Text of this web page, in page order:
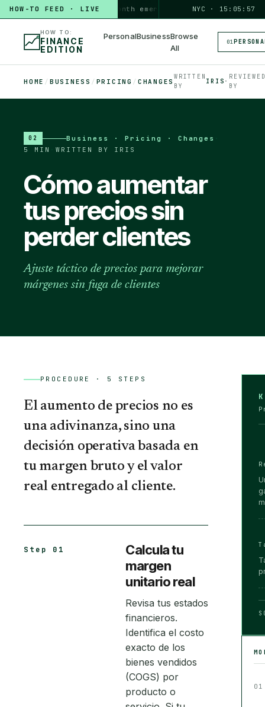
HOW-TO FEED · LIVE
HOW TO build a 3-month emergency fund PERSONAL · 6 MIN
NYC · 15:05:58
HOW TO:
FINANCE
EDITION
PersonalBusinessBrowse
All
01
HOME / BUSINESS / PRICING / CHANGES
WRITTEN
BY
IRIS ·
BY
02 Business · Pricing · Changes
5 MIN
WRITTEN BY IRIS
Cómo aumentar
tus precios sin
perder clientes
Ajuste táctico de precios para mejorar
márgenes sin fuga de clientes
PROCEDURE · 5 STEPS
El aumento de precios no es
una adivinanza, sino una
decisión operativa basada en
tu margen bruto y el valor
real entregado al cliente.
Step 01
Calcula tu
margen
unitario real
Revisa tus estados
financieros.
Identifica el costo
exacto de los
bienes vendidos
(COGS) por
producto o
01